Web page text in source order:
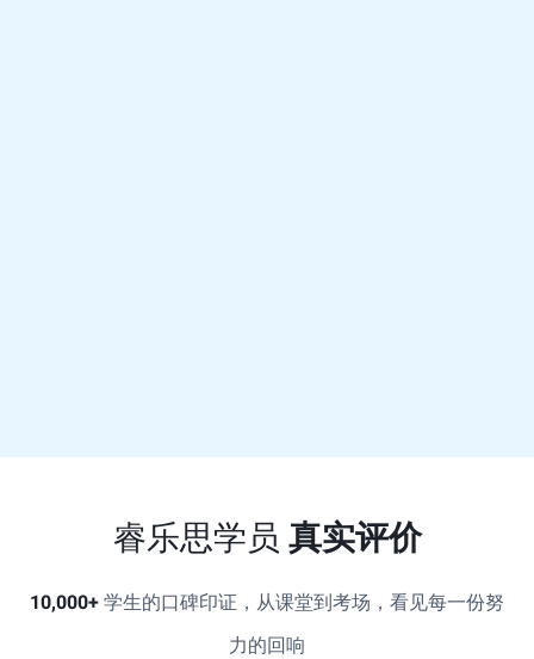
睿乐思学员 真实评价
10,000+ 学生的口碑印证，从课堂到考场，看见每一份努
力的回响